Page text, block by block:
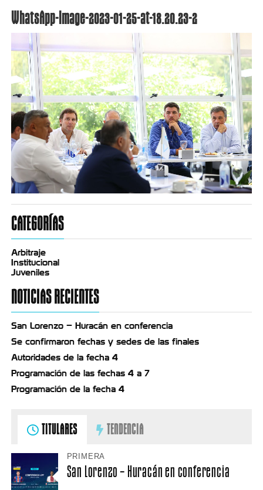
WhatsApp-Image-2023-01-25-at-18.20.23-2
CATEGORÍAS
Arbitraje
Institucional
Juveniles
NOTICIAS RECIENTES
San Lorenzo – Huracán en conferencia
Se confirmaron fechas y sedes de las finales
Autoridades de la fecha 4
Programación de las fechas 4 a 7
Programación de la fecha 4
TITULARES TENDENCIA
PRIMERA
San Lorenzo – Huracán en conferencia